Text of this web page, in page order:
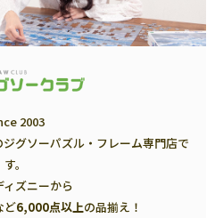
2003
グソーパズル・フレーム専門店で
す。
ィズニーから
ど6,000点以上の品揃え！